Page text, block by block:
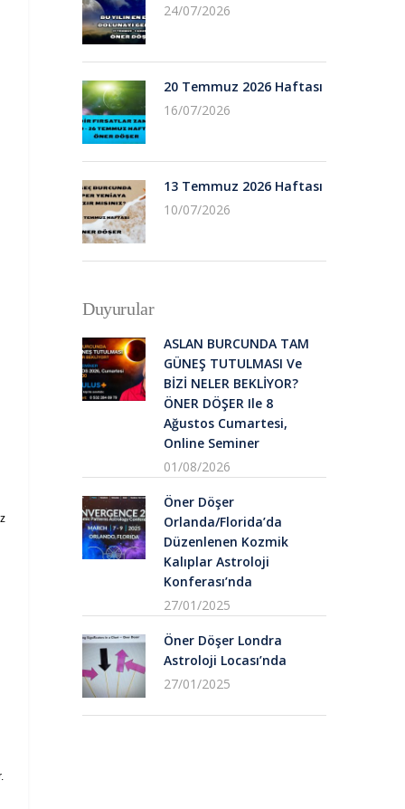
24/07/2026
20 Temmuz 2026 Haftası
16/07/2026
13 Temmuz 2026 Haftası
10/07/2026
Duyurular
ASLAN BURCUNDA TAM
GÜNEŞ TUTULMASI Ve
BİZİ NELER BEKLİYOR?
ÖNER DÖŞER Ile 8
Ağustos Cumartesi,
Online Seminer
01/08/2026
Öner Döşer
Orlanda/Florida’da
Düzenlenen Kozmik
Kalıplar Astroloji
Konferası’nda
27/01/2025
Öner Döşer Londra
Astroloji Locası’nda
27/01/2025